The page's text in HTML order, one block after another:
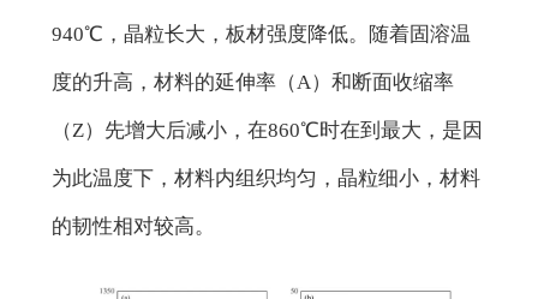
940℃，晶粒长大，板材强度降低。随着固溶温
度的升高，材料的延伸率（A）和断面收缩率
（Z）先增大后减小，在860℃时在到最大，是因
为此温度下，材料内组织均匀，晶粒细小，材料
的韧性相对较高。